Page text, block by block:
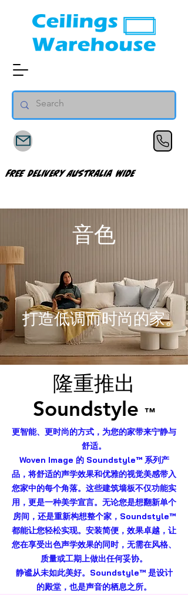
FREE Delivery Australia Wide
音色
打造低调而时尚的家。
隆重推出
Soundstyle ™
更智能、更时尚的方式，为您的家带来宁静与
舒适。
Woven Image 的 Soundstyle™ 系列产
品，将舒适的声学效果和优雅的视觉美感带入
您家中的每个角落。这些建筑墙板不仅功能实
用，更是一种美学宣言。无论您是想翻新单个
房间，还是重新构想整个家，Soundstyle™
都能让您轻松实现。安装简便，效果卓越，让
您在享受出色声学效果的同时，无需在风格、
质量或工期上做出任何妥协。
静谧从未如此美好。Soundstyle™ 是设计
的殿堂，也是声音的栖息之所。